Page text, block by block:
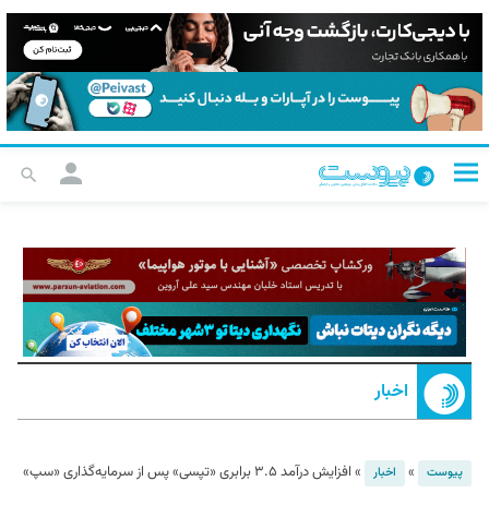
اخبار
پیوست » اخبار » افزایش درآمد ۳.۵ برابری «تپسی» پس از سرمایه‌گذاری «سپ»